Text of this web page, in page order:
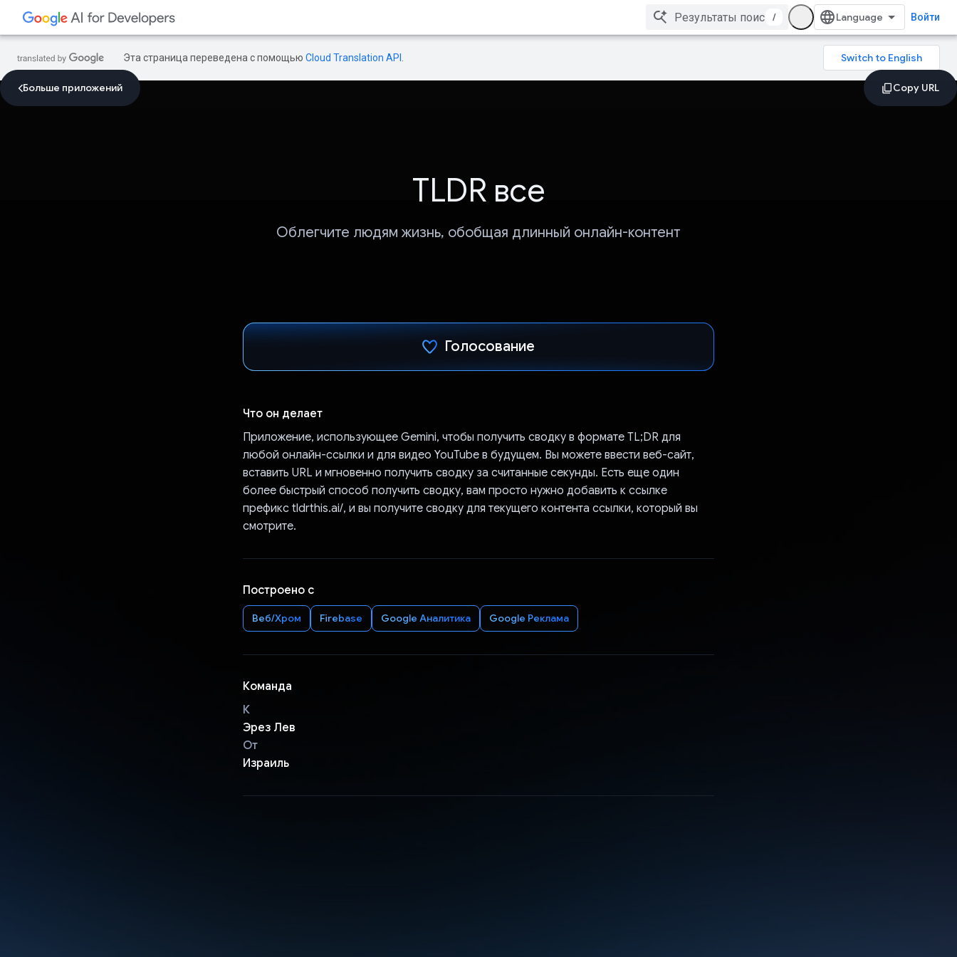
/ Войти
Эта страница переведена с помощью Cloud Translation API
Больше приложений
TLDR все
Облегчите людям жизнь, обобщая длинный онлайн-контент
Голосование
Что он делает
Приложение, использующее Gemini, чтобы получить сводку в формате TL;DR для
любой онлайн-ссылки и для видео YouTube в будущем. Вы можете ввести веб-сайт,
вставить URL и мгновенно получить сводку за считанные секунды. Есть еще один
более быстрый способ получить сводку, вам просто нужно добавить к ссылке
префикс tldrthis.ai/, и вы получите сводку для текущего контента ссылки, который вы
смотрите.
Построено с
Веб/Хром Firebase Google Аналитика Google Реклама
Команда
К
Эрез Лев
От
Израиль